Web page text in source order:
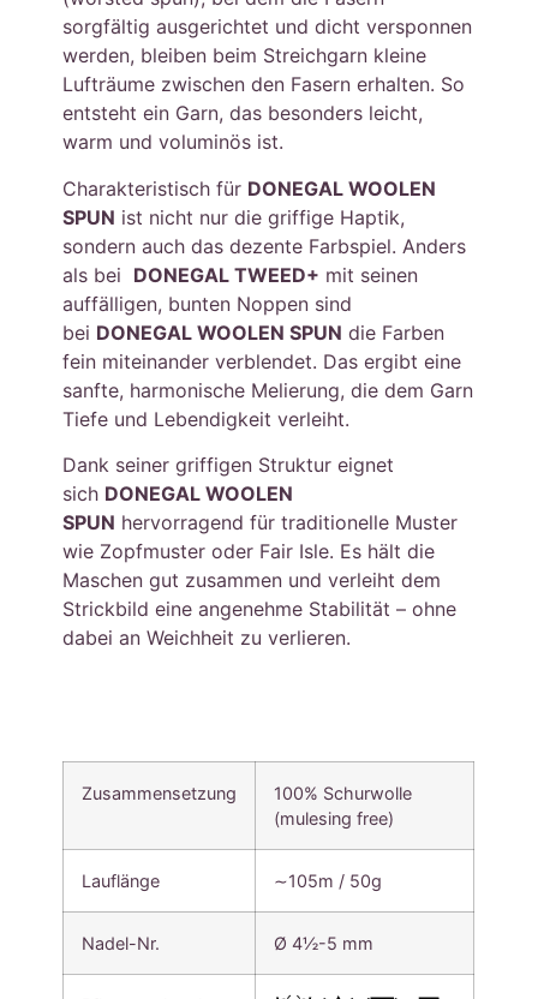
sorgfältig ausgerichtet und dicht versponnen
werden, bleiben beim Streichgarn kleine
Lufträume zwischen den Fasern erhalten. So
entsteht ein Garn, das besonders leicht,
warm und voluminös ist.
Charakteristisch für DONEGAL WOOLEN
SPUN ist nicht nur die griffige Haptik,
sondern auch das dezente Farbspiel. Anders
als bei DONEGAL TWEED+ mit seinen
auffälligen, bunten Noppen sind
bei DONEGAL WOOLEN SPUN die Farben
fein miteinander verblendet. Das ergibt eine
sanfte, harmonische Melierung, die dem Garn
Tiefe und Lebendigkeit verleiht.
Dank seiner griffigen Struktur eignet
sich DONEGAL WOOLEN
SPUN hervorragend für traditionelle Muster
wie Zopfmuster oder Fair Isle. Es hält die
Maschen gut zusammen und verleiht dem
Strickbild eine angenehme Stabilität – ohne
dabei an Weichheit zu verlieren.
Zusammensetzung
100% Schurwolle
(mulesing free)
Lauflänge ∼105m / 50g
Nadel-Nr. Ø 4½-5 mm